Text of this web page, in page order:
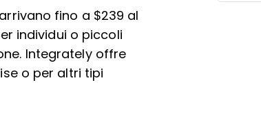
fino a $239 al
individui o piccoli
Integrately offre
o per altri tipi